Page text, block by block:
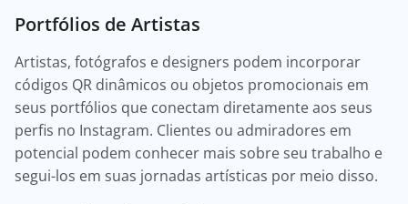
Portfólios de Artistas
Artistas, fotógrafos e designers podem incorporar
códigos QR dinâmicos ou objetos promocionais em
seus portfólios que conectam diretamente aos seus
perfis no Instagram. Clientes ou admiradores em
potencial podem conhecer mais sobre seu trabalho e
segui-los em suas jornadas artísticas por meio disso.